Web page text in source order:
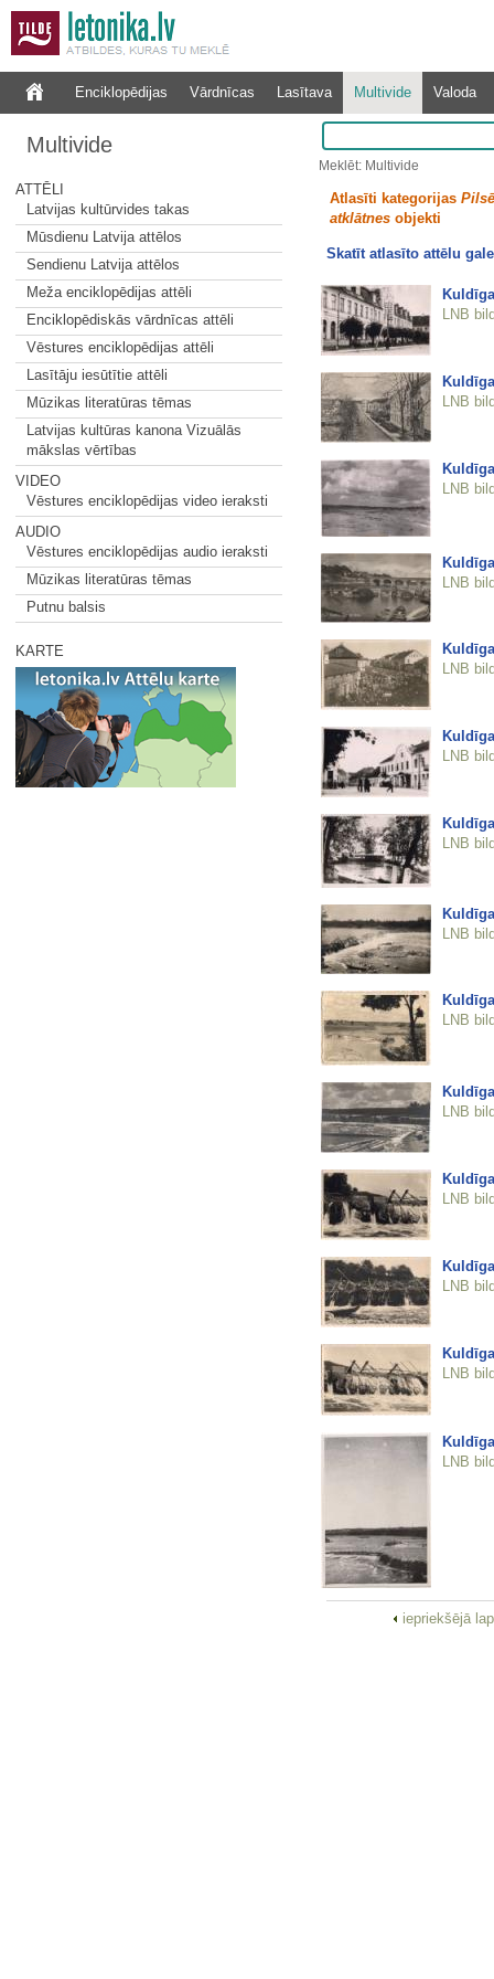
Enciklopēdijas Vārdnīcas Lasītava Multivide Valoda
Multivide
ATTĒLI
Latvijas kultūrvides takas
Mūsdienu Latvija attēlos
Sendienu Latvija attēlos
Meža enciklopēdijas attēli
Enciklopēdiskās vārdnīcas attēli
Vēstures enciklopēdijas attēli
Lasītāju iesūtītie attēli
Mūzikas literatūras tēmas
Latvijas kultūras kanona Vizuālās
mākslas vērtības
VIDEO
Vēstures enciklopēdijas video ieraksti
AUDIO
Vēstures enciklopēdijas audio ieraksti
Mūzikas literatūras tēmas
Putnu balsis
KARTE
Meklēt: Multivide
Atlasīti kategorijas
atklātnesobjekti
Skatīt atlasīto attēlu
LNB
LNB
LNB
LNB
LNB
LNB
LNB
LNB
LNB
LNB
LNB
LNB
LNB
LNB
iepriekšējā